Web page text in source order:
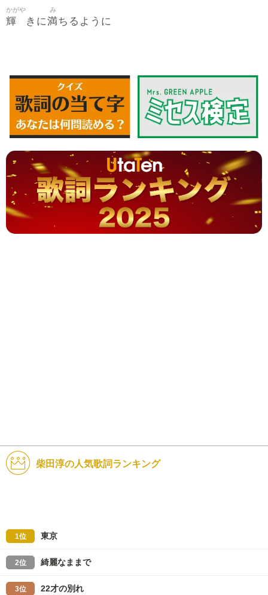
輝
かがや
きに満
み
ちるように
柴田淳の人気歌詞ランキング
1位 東京
2位 綺麗なままで
3位 22才の別れ